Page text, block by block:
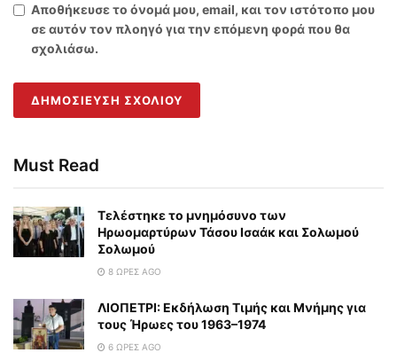
Αποθήκευσε το όνομά μου, email, και τον ιστότοπο μου
σε αυτόν τον πλοηγό για την επόμενη φορά που θα
σχολιάσω.
Must Read
Τελέστηκε το μνημόσυνο των
Ηρωομαρτύρων Τάσου Ισαάκ και Σολωμού
Σολωμού
8 ΏΡΕΣ AGO
ΛΙΟΠΕΤΡΙ: Εκδήλωση Τιμής και Μνήμης για
τους Ήρωες του 1963–1974
6 ΏΡΕΣ AGO